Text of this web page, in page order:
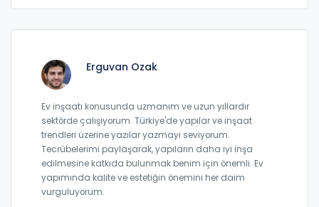
Erguvan Ozak
Ev inşaatı konusunda uzmanım ve uzun yıllardır
sektörde çalışıyorum. Türkiye'de yapılar ve inşaat
trendleri üzerine yazılar yazmayı seviyorum.
Tecrübelerimi paylaşarak, yapıların daha iyi inşa
edilmesine katkıda bulunmak benim için önemli. Ev
yapımında kalite ve estetiğin önemini her daim
vurguluyorum.